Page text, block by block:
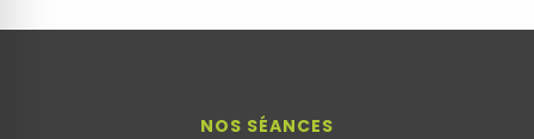
NOS SÉANCES